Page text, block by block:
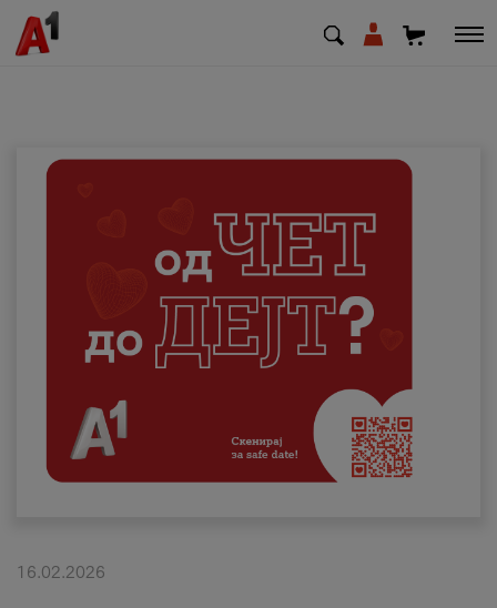
Деловни
Поддршка
Надополни кредит
Плати сметка
#ПодобарОнлајн
16.02.2026